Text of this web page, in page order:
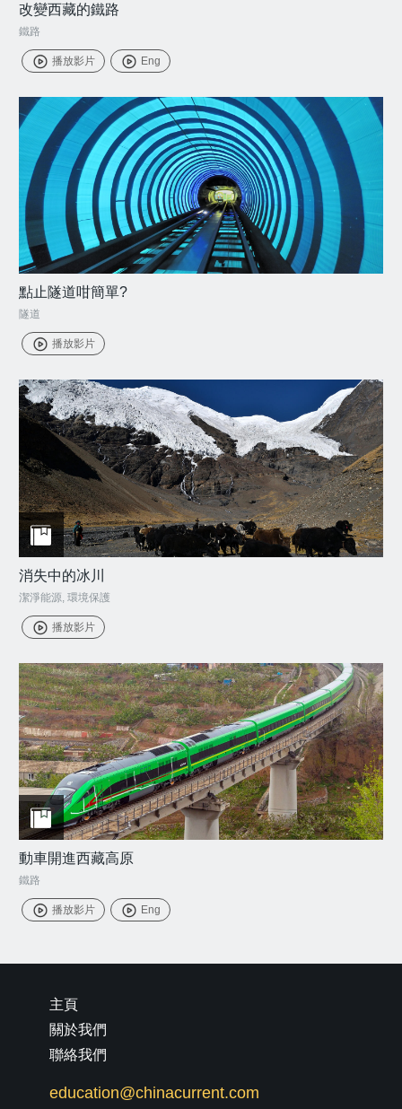
改變西藏的鐵路
鐵路
播放影片 Eng
點止隧道咁簡單?
隧道
播放影片
消失中的冰川
潔淨能源 環境保護
播放影片
動車開進西藏高原
鐵路
播放影片 Eng
主頁
關於我們
聯絡我們
education@chinacurrent.com